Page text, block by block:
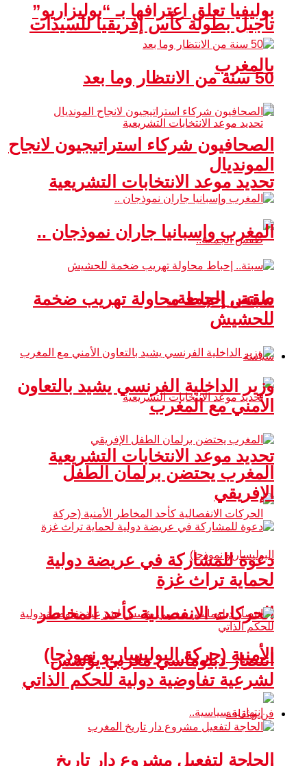
تأجيل بطولة كأس إفريقيا للسيدات
بالمغرب
تحديد موعد الانتخابات التشريعية
طقس الجمعة..
سياسة
تحديد موعد الانتخابات التشريعية
الحركات الانفصالية كأحد المخاطر
الأمنية (حركة البوليساريو نموذجا)
بوليفيا تعلق اعترافها بـ “بوليزاريو”
50 سنة من الانتظار وما بعد
الصحافيون شركاء استراتيجيون لانجاح
المونديال
المغرب وإسبانيا جاران نموذجان ..
سبتة.. إحباط محاولة تهريب ضخمة
للحشيش
وزير الداخلية الفرنسي يشيد بالتعاون
الأمني مع المغرب
المغرب يحتضن برلمان الطفل
الإفريقي
دعوة للمشاركة في عريضة دولية
لحماية تراث غزة
انتصار دبلوماسي مغربي يؤسس
لشرعية تفاوضية دولية للحكم الذاتي
فن و ثقافة
الحاجة لتفعيل مشروع دار تاريخ